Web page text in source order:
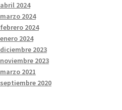
abril 2024
marzo 2024
febrero 2024
enero 2024
diciembre 2023
noviembre 2023
marzo 2021
septiembre 2020